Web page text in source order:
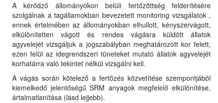
A kérődző állományokon belüli fertőzöttség felderítésére
szolgálnak a tagállamokban bevezetett monitoring vizsgálatok ,
ennek értelmében az állományokban elhullott, kényszervágott,
elkülönítetten vágott és rendes vágásra küldött állatok
agyvelejét vizsgáljuk a jogszabályban meghatározott kor felett,
ezen felül az idegrendszeri tüneteket mutató állatok agyvelejét
korhatárra való tekintet nélkül vizsgálni kell.
A vágás során kötelező a fertőzés közvetítése szempontjából
kiemelkedő jelentőségű SRM anyagok megfelelő elkülönítése,
ártalmatlanítása (lásd lejjebb).